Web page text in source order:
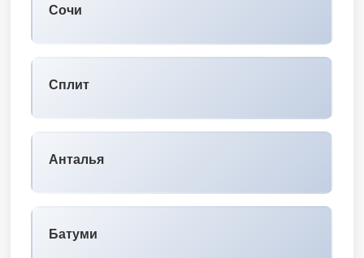
Сочи
Сплит
Анталья
Батуми